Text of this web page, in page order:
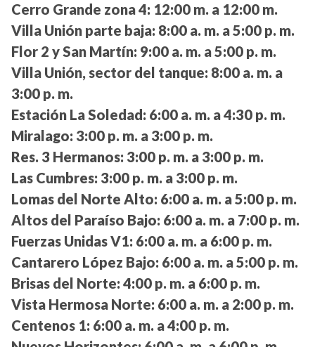
Cerro Grande zona 4: 12:00 m. a 12:00 m.
Villa Unión parte baja: 8:00 a. m. a 5:00 p. m.
Flor 2 y San Martín: 9:00 a. m. a 5:00 p. m.
Villa Unión, sector del tanque: 8:00 a. m. a
3:00 p. m.
Estación La Soledad: 6:00 a. m. a 4:30 p. m.
Miralago: 3:00 p. m. a 3:00 p. m.
Res. 3 Hermanos: 3:00 p. m. a 3:00 p. m.
Las Cumbres: 3:00 p. m. a 3:00 p. m.
Lomas del Norte Alto: 6:00 a. m. a 5:00 p. m.
Altos del Paraíso Bajo: 6:00 a. m. a 7:00 p. m.
Fuerzas Unidas V1: 6:00 a. m. a 6:00 p. m.
Cantarero López Bajo: 6:00 a. m. a 5:00 p. m.
Brisas del Norte: 4:00 p. m. a 6:00 p. m.
Vista Hermosa Norte: 6:00 a. m. a 2:00 p. m.
Centenos 1: 6:00 a. m. a 4:00 p. m.